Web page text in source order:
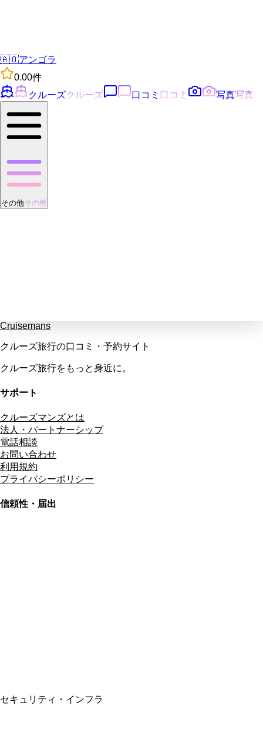
🇦🇴アンゴラ
0.00件
クルーズクルーズ 口コミ 口コミ 写真写真
その他その他
Cruisemans
クルーズ旅行の口コミ・予約サイト
クルーズ旅行をもっと身近に。
サポート
クルーズマンズとは
法人・パートナーシップ
電話相談
お問い合わせ
利用規約
プライバシーポリシー
信頼性・届出
セキュリティ・インフラ